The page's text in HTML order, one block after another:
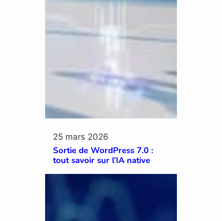
25 mars 2026
Sortie de WordPress 7.0 :
tout savoir sur l’IA native